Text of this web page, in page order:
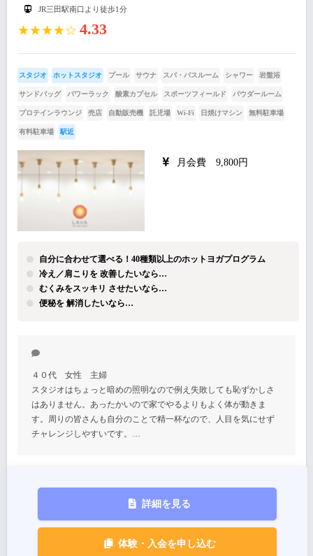
JR三田駅南口より徒歩1分
★★★★☆ 4.33
スタジオ ホットスタジオ プール サウナ スパ・バスルーム シャワー 岩盤浴
サンドバッグ パワーラック 酸素カプセル スポーツフィールド パウダールーム
プロテインラウンジ 売店 自動販売機 託児場 Wi-Fi 日焼けマシン 無料駐車場
有料駐車場 駅近
月会費 9,800円
自分に合わせて選べる！40種類以上のホットヨガプログラム
冷え／肩こりを 改善したいなら…
むくみをスッキリ させたいなら…
便秘を 解消したいなら…
４０代 女性 主婦
スタジオはちょっと暗めの照明なので例え失敗しても恥ずかしさ
はありません。あったかいので家でやるよりもよく体が動きま
す。周りの皆さんも自分のことで精一杯なので、人目を気にせず
チャレンジしやすいです。…
詳細を見る
体験・入会を申し込む